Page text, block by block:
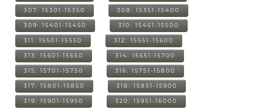
307: 15301-15350 308: 15351-15400
309: 15401-15450 310: 15451-15500
311: 15501-15550 312: 15551-15600
313: 15601-15650 314: 15651-15700
315: 15701-15750 316: 15751-15800
317: 15801-15850 318: 15851-15900
319: 15901-15950 320: 15951-16000